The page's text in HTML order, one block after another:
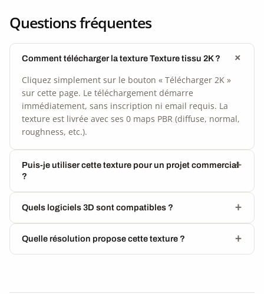
Questions fréquentes
Comment télécharger la texture Texture tissu 2K ?
Cliquez simplement sur le bouton « Télécharger 2K »
sur cette page. Le téléchargement démarre
immédiatement, sans inscription ni email requis. La
texture est livrée avec ses 0 maps PBR (diffuse, normal,
roughness, etc.).
Puis-je utiliser cette texture pour un projet commercial
?
Quels logiciels 3D sont compatibles ?
Quelle résolution propose cette texture ?